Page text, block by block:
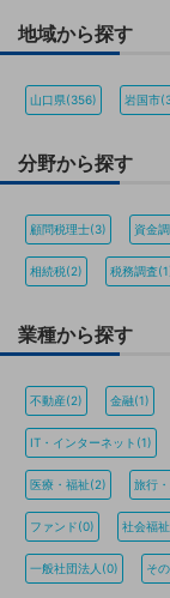
地域から探す
山口県(356) 岩国市
分野から探す
顧問税理士(3) 資金
相続税(2) 税務調査
業種から探す
不動産(2) 金融(1)
IT・インターネット(1)
医療・福祉(2) 旅行
ファンド(0) 社会福
一般社団法人(0) そ